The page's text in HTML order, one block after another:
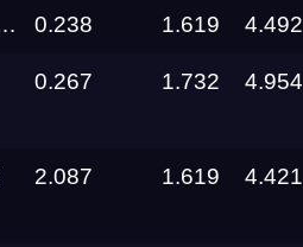
0.238 1.619 4.492
0.267 1.732 4.954
2.087 1.619 4.421